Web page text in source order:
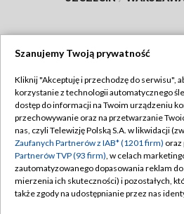
TVP
Abonament TVP
Emisja w TVP
Centrum informacji TVP
Naziemna Telewizja Cyfrowa
Regulamin
Polityka
Moje
Pomoc
Szanujemy Twoją prywatność
Kliknij "Akceptuję i przechodzę do serwisu",
korzystanie z technologii automatycznego
dostęp do informacji na Twoim urządzeniu
przechowywanie oraz na przetwarzanie
nas, czyli Telewizję Polską S.A. w likwidacji
Zaufanych Partnerów z IAB* (1201 firm) oraz
Partnerów TVP (93 firm), w celach
zautomatyzowanego dopasowania reklam
mierzenia ich skuteczności) i pozostałych,
także zgody na udostępnianie przez nas